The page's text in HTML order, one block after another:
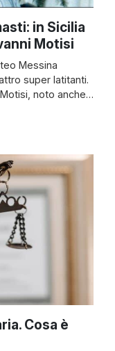
in Sicilia
Motisi
Messina
super latitanti.
noto anche
grasso“), nato a
Cosa è